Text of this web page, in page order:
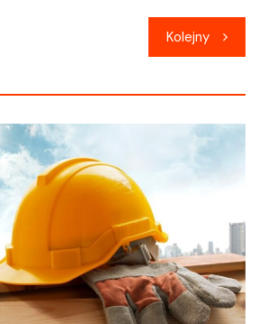
Kolejny